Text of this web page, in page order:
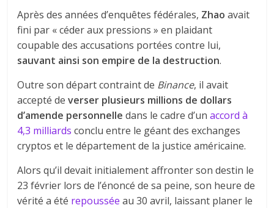
Après des années d’enquêtes fédérales, Zhao avait
fini par « céder aux pressions » en plaidant
coupable des accusations portées contre lui,
sauvant ainsi son empire de la destruction.
Outre son départ contraint de Binance, il avait
accepté deverser plusieurs millions de dollars
d’amende personnelle dans le cadre d’unaccord à
4,3 milliardsconclu entre le géant des exchanges
cryptos et le département de la justice américaine.
Alors qu’il devait initialement affronter son destin le
23 février lors de l’énoncé de sa peine, son heure de
vérité a été repoussée au 30 avril, laissant planer le